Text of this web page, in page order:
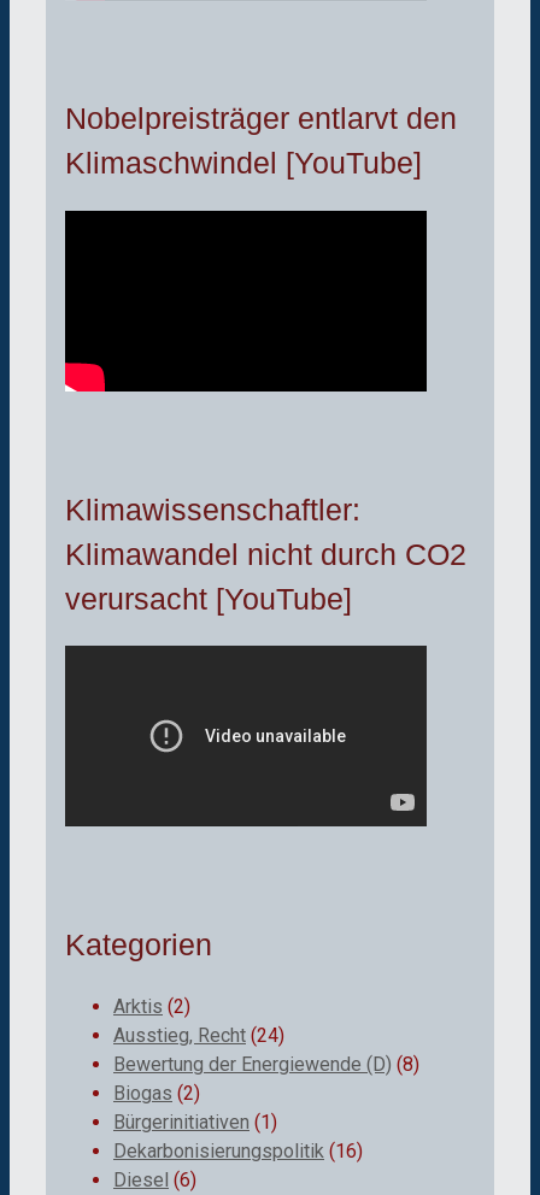
Nobelpreisträger entlarvt den
Klimaschwindel [YouTube]
Klimawissenschaftler:
Klimawandel nicht durch CO2
verursacht [YouTube]
Kategorien
Arktis (2)
Ausstieg, Recht (24)
Bewertung der Energiewende (D) (8)
Biogas (2)
Bürgerinitiativen (1)
Dekarbonisierungspolitik (16)
Diesel (6)